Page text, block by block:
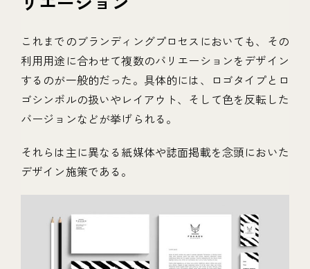
これまでのブランディングプロセスにおいても、その
利用用途に合わせて複数のバリエーションをデザイン
するのが一般的だった。具体的には、ロゴタイプとロ
ゴシンボルの扱いやレイアウト、そして色を反転した
バージョンなどが挙げられる。
それらは主に異なる紙媒体や誌面掲載を念頭においた
デザイン施策である。